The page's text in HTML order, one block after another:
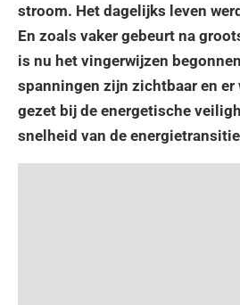
stroom. Het dagelijks leven
En zoals vaker gebeurt na
is nu het vingerwijzen
spanningen zijn zichtbaar en er
gezet bij de energetische
snelheid van de